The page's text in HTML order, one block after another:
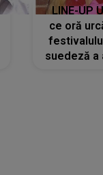
LINE-UP
ce oră
suedeză a